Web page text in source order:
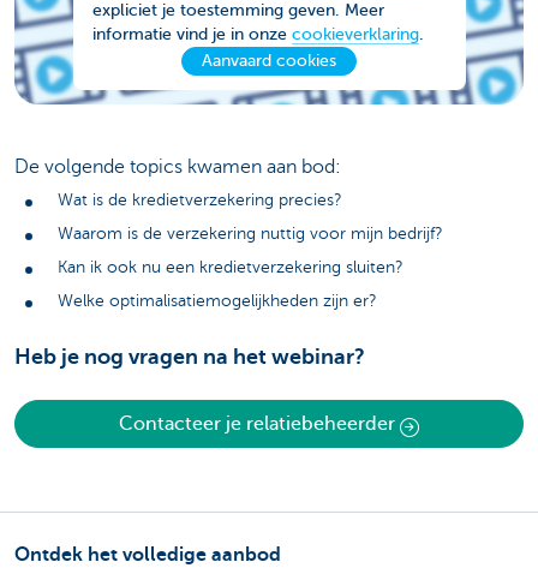
expliciet je toestemming geven. Meer
informatie vind je in onze cookieverklaring.
Aanvaard cookies
De volgende topics kwamen aan bod:
Wat is de kredietverzekering precies?
Waarom is de verzekering nuttig voor mijn bedrijf?
Kan ik ook nu een kredietverzekering sluiten?
Welke optimalisatiemogelijkheden zijn er?
Heb je nog vragen na het webinar?
Contacteer je relatiebeheerder
Ontdek het volledige aanbod